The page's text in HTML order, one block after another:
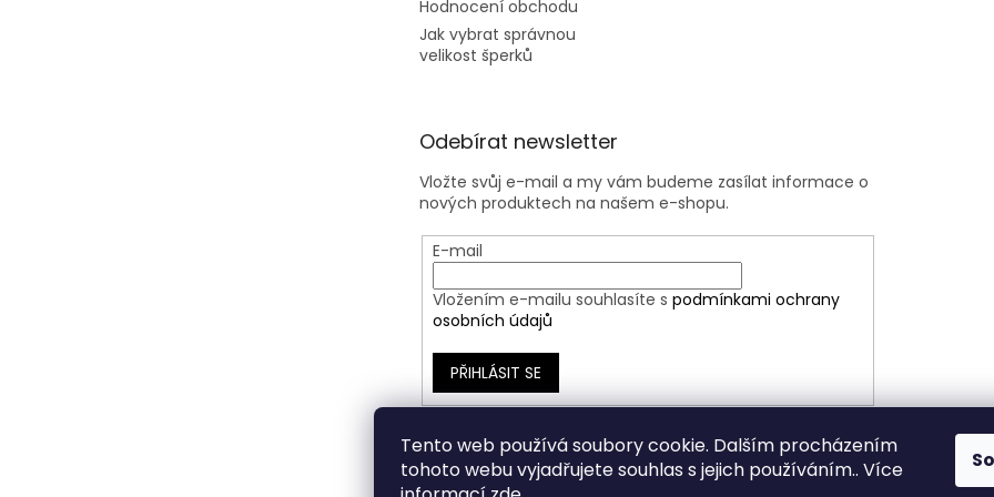
Tento web používá soubory cookie. Dalším procházením
tohoto webu vyjadřujete souhlas s jejich používáním.. Více
Hodnocení obchodu
Jak vybrat správnou
velikost šperků
Odebírat newsletter
Vložte svůj e-mail a my vám budeme zasílat informace o
nových produktech na našem e-shopu.
E-mail
Vložením e-mailu souhlasíte s podmínkami ochrany
osobních údajů
PŘIHLÁSIT SE